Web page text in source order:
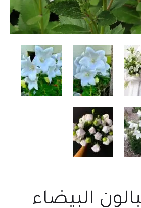
البيضاء